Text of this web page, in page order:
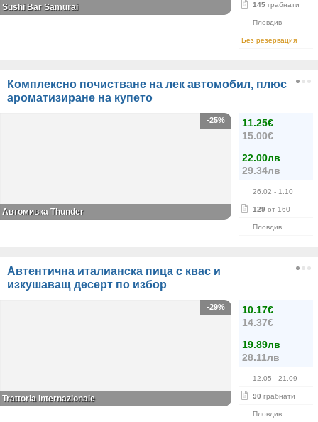
145 грабнати
Пловдив
Без резервация
Sushi Bar Samurai
Комплексно почистване на лек автомобил, плюс
ароматизиране на купето
11.25€
15.00€
22.00лв
29.34лв
26.02 - 1.10
129 от 160
Пловдив
-25%
Автомивка Thunder
Автентична италианска пица с квас и
изкушаващ десерт по избор
10.17€
14.37€
19.89лв
28.11лв
12.05 - 21.09
90 грабнати
Пловдив
-29%
Trattoria Internazionale